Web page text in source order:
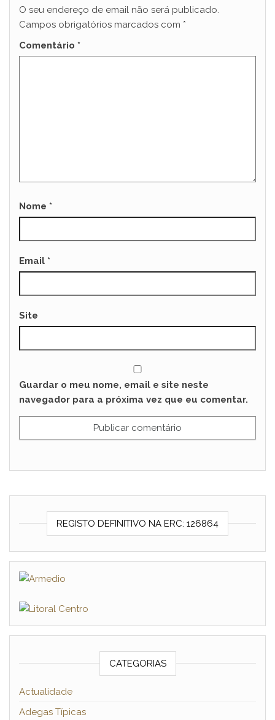
O seu endereço de email não será publicado.
Campos obrigatórios marcados com *
Comentário *
Nome *
Email *
Site
Guardar o meu nome, email e site neste
navegador para a próxima vez que eu comentar.
REGISTO DEFINITIVO NA ERC: 126864
CATEGORIAS
Actualidade
Adegas Típicas